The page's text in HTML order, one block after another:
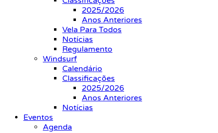
2025/2026
Anos Anteriores
Vela Para Todos
Notícias
Regulamento
Windsurf
Calendário
Classificações
2025/2026
Anos Anteriores
Notícias
Eventos
Agenda